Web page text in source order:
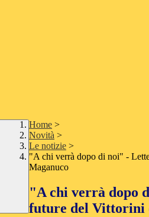
Home >
Novità >
Le notizie >
"A chi verrà dopo di noi" -
Maganuco
"A chi verrà dopo
future del Vittorini